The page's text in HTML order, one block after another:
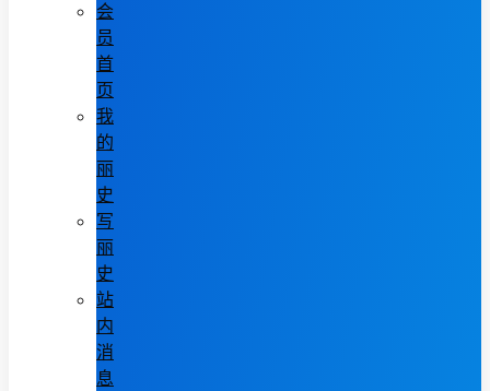
会
员
首
页
我
的
丽
史
写
丽
史
站
内
消
息